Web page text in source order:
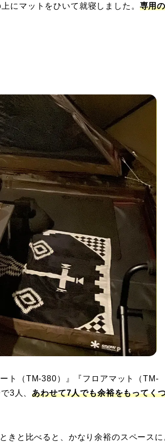
にマットをひいて就寝しました。 専用
ト（TM-380）』『フロアマット（TM-
3人、あわせて7人でも余裕をもってく
きと比べると、かなり余裕のスペースに